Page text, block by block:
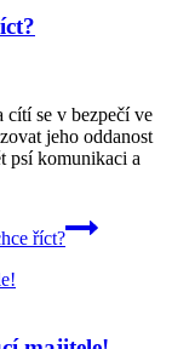
cítí se v bezpečí ve
jeho oddanost
psí komunikaci a
říct?